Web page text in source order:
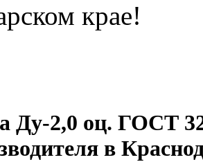
крае!
Ду-2,0 оц. ГОСТ
в